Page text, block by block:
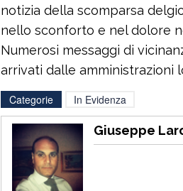
notizia della scomparsa
nello sconforto e nel dolore
Numerosi messaggi di
arrivati dalle amministrazioni
Categorie In Evidenza
Giuseppe